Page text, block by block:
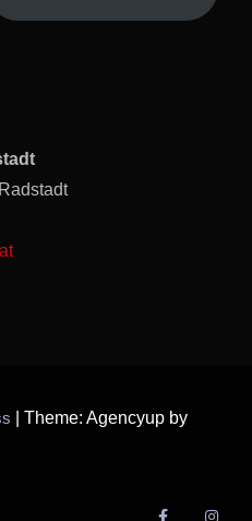
Theme: Agencyup by